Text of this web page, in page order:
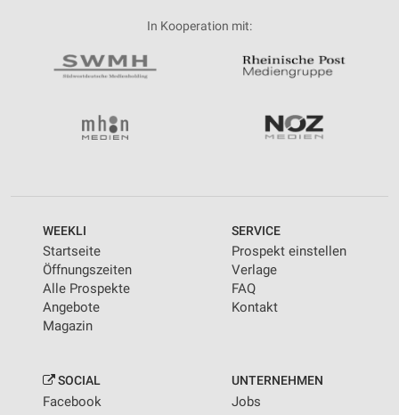
In Kooperation mit:
WEEKLI
Startseite
Öffnungszeiten
Alle Prospekte
Angebote
Magazin
SERVICE
Prospekt einstellen
Verlage
FAQ
Kontakt
SOCIAL
Facebook
UNTERNEHMEN
Jobs